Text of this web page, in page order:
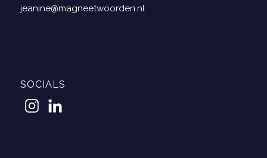
jeanine@magneetwoorden.nl
SOCIALS